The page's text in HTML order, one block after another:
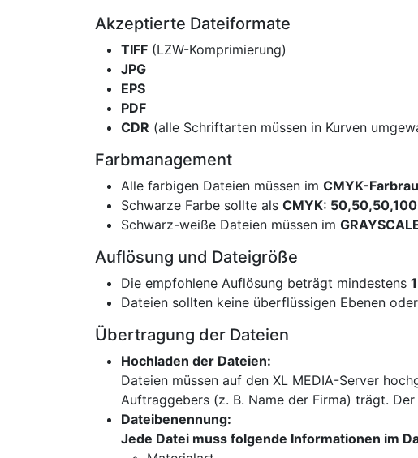
Akzeptierte Dateiformate
TIFF (LZW-Komprimierung)
JPG
EPS
PDF
CDR (alle Schriftarten müssen in Kurven
Farbmanagement
Alle farbigen Dateien müssen im CMYK-
Schwarze Farbe sollte als CMYK: 50,50,50,100
Schwarz-weiße Dateien müssen im
Auflösung und Dateigröße
Die empfohlene Auflösung beträgt mindestens
Dateien sollten keine überflüssigen Ebenen
Übertragung der Dateien
Hochladen der Dateien:
​Dateien müssen auf den XL MEDIA-Server
Auftraggebers (z. B. Name der Firma) trägt.
Dateibenennung:
Jede Datei muss folgende Informationen im